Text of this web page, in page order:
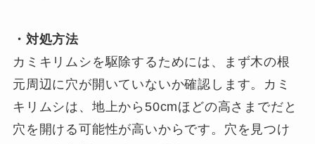
・対処方法
カミキリムシを駆除するためには、まず木の根
元周辺に穴が開いていないか確認します。カミ
キリムシは、地上から50cmほどの高さまでだと
穴を開ける可能性が高いからです。穴を見つけ